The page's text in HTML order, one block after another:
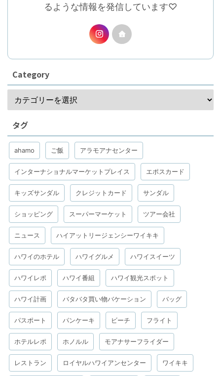
るような情報を発信しています♡
Category
タグ
ahamo ご飯 アラモアナセンター
インターナショナルマーケットプレイス エポスカード
キッズサンダル クレジットカード サンダル
ショッピング スーパーマーケット ツアー会社
ニュース ハイアットリージェンシーワイキキ
ハワイのホテル ハワイグルメ ハワイスイーツ
ハワイレポ ハワイ番組 ハワイ観光スポット
ハワイ計画 バタバタ買い物バケーション バッグ
パスポート パンケーキ ビーチ フライト
ホテルレポ ホノルル モアナサーフライダー
レストラン ロイヤルハワイアンセンター ワイキキ